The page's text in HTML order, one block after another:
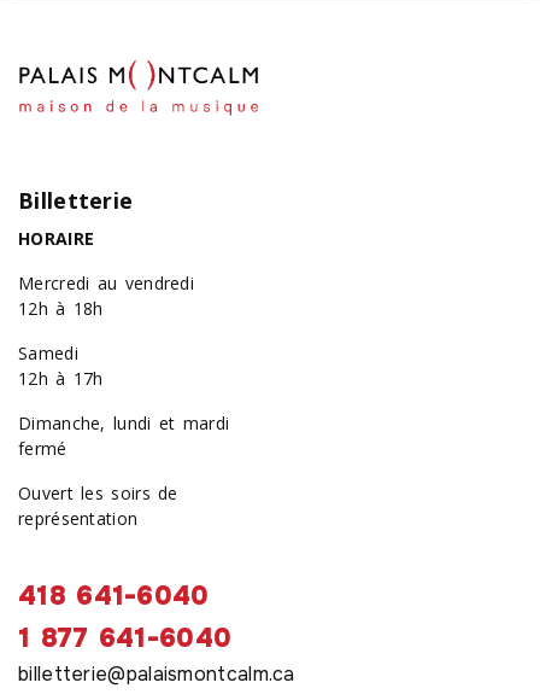
Billetterie
HORAIRE
Mercredi au vendredi
12h à 18h
Samedi
12h à 17h
Dimanche, lundi et mardi
fermé
Ouvert les soirs de
représentation
418 641-6040
1 877 641-6040
billetterie@palaismontcalm.ca